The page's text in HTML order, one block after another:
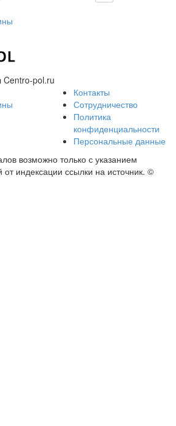
Centro-pol.ru
Контакты
Сотрудничество
Политика
конфиденциальности
Персональные данные
возможно только с указанием
от индексации ссылки на источник. ©